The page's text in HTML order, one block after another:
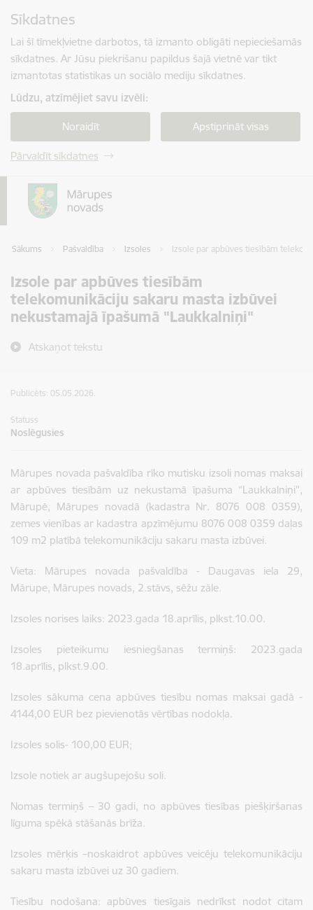
Sīkdatnes
Lai šī tīmekļvietne darbotos, tā izmanto obligāti nepieciešamās
sīkdatnes. Ar Jūsu piekrišanu papildus šajā vietnē var tikt
izmantotas statistikas un sociālo mediju sīkdatnes.
Lūdzu, atzīmējiet savu izvēli:
Noraidīt Apstiprināt visas
Pārvaldīt sīkdatnes
Sākums Pašvaldība Izsoles Izsole par apbūves tiesībām
Izsole par apbūves tiesībām
telekomunikāciju sakaru masta izbūvei
nekustamajā īpašumā "Laukkalniņi"
Atskaņot tekstu
Publicēts: 05.05.2026.
Statuss
Noslēgusies
Mārupes novada pašvaldība rīko mutisku izsoli nomas maksai
ar apbūves tiesībām uz nekustamā īpašuma “Laukkalniņi”,
Mārupē, Mārupes novadā (kadastra Nr. 8076 008 0359),
zemes vienības ar kadastra apzīmējumu 8076 008 0359 daļas
109 m2 platībā telekomunikāciju sakaru masta izbūvei.
Vieta: Mārupes novada pašvaldība - Daugavas iela 29,
Mārupe, Mārupes novads, 2.stāvs, sēžu zāle.
Izsoles norises laiks: 2023.gada 18.aprīlis, plkst.10.00.
Izsoles pieteikumu iesniegšanas termiņš: 2023.gada
18.aprīlis, plkst.9.00.
Izsoles sākuma cena apbūves tiesību nomas maksai gadā -
4144,00 EUR bez pievienotās vērtības nodokļa.
Izsoles solis- 100,00 EUR;
Izsole notiek ar augšupejošu soli.
Nomas termiņš – 30 gadi, no apbūves tiesības piešķiršanas
līguma spēkā stāšanās brīža.
Izsoles mērķis –noskaidrot apbūves veicēju telekomunikāciju
sakaru masta izbūvei uz 30 gadiem.
Tiesību nodošana: apbūves tiesīgais nedrīkst nodot citam